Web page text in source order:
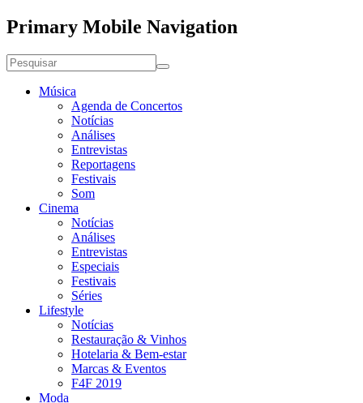
Primary Mobile Navigation
Música
Agenda de Concertos
Notícias
Análises
Entrevistas
Reportagens
Festivais
Som
Cinema
Notícias
Análises
Entrevistas
Especiais
Festivais
Séries
Lifestyle
Notícias
Restauração & Vinhos
Hotelaria & Bem-estar
Marcas & Eventos
F4F 2019
Moda